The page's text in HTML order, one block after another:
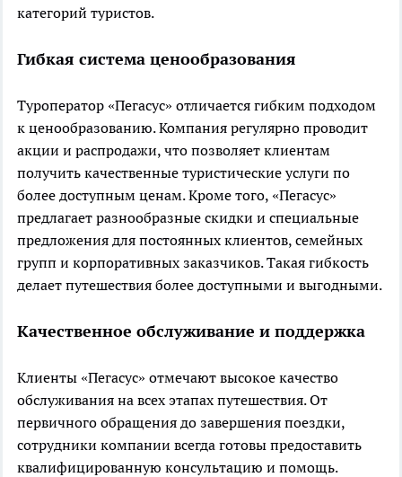
категорий туристов.
Гибкая система ценообразования
Туроператор «Пегасус» отличается гибким подходом
к ценообразованию. Компания регулярно проводит
акции и распродажи, что позволяет клиентам
получить качественные туристические услуги по
более доступным ценам. Кроме того, «Пегасус»
предлагает разнообразные скидки и специальные
предложения для постоянных клиентов, семейных
групп и корпоративных заказчиков. Такая гибкость
делает путешествия более доступными и выгодными.
Качественное обслуживание и поддержка
Клиенты «Пегасус» отмечают высокое качество
обслуживания на всех этапах путешествия. От
первичного обращения до завершения поездки,
сотрудники компании всегда готовы предоставить
квалифицированную консультацию и помощь.